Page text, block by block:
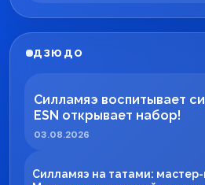
ДЗЮДО
Силламяэ воспитывает
ESN открывает набор!
03.08.2026
Силламяэ на татами: